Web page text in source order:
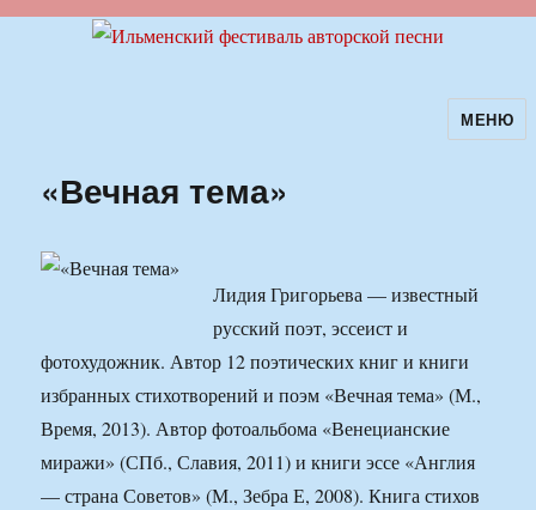
Ильменский фестиваль авторскойМЕНЮ
«Вечная тема»
Лидия Григорьева — известный
русский поэт, эссеист и
фотохудожник. Автор 12 поэтических книг и книги
избранных стихотворений и поэм «Вечная тема» (М.,
Время, 2013). Автор фотоальбома «Венецианские
миражи» (СПб., Славия, 2011) и книги эссе «Англия
— страна Советов» (М., Зебра Е, 2008). Книга стихов